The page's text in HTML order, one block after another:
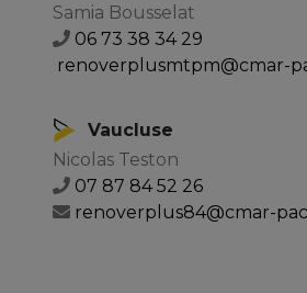
Samia Bousselat
06 73 38 34 29
renoverplusmtpm@cmar-
Vaucluse
Nicolas Teston
07 87 84 52 26
renoverplus84@cmar-